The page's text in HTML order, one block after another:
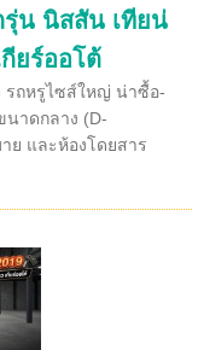
รุ่น นิสสัน เทียน่
ยร์ออโต้
รถหรูไซส์ใหญ่ น่าซื้อ-
าดกลาง (D-
ย และห้องโดยสาร